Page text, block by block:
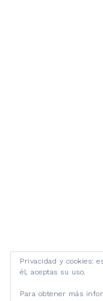
Privacidad y cookies:
él, aceptas su uso.
Para obtener más